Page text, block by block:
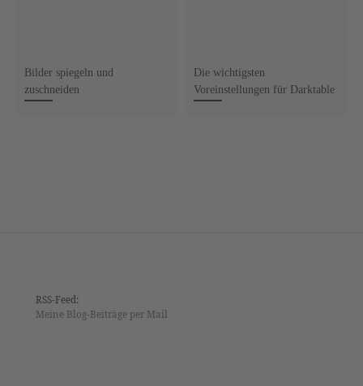
Bilder spiegeln und
zuschneiden
Die wichtigsten
Voreinstellungen für Darktable
RSS-Feed:
Meine Blog-Beiträge per Mail